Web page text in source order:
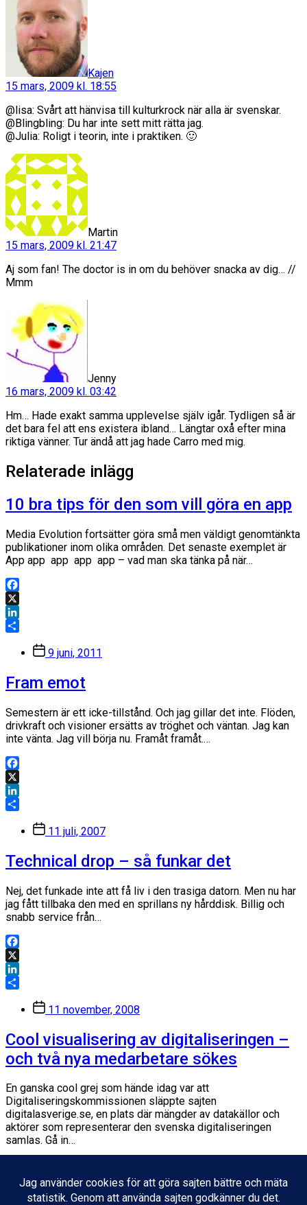
Kajen
15 mars, 2009 kl. 18:55
@lisa: Svårt att hänvisa till kulturkrock när alla är svenskar.
@Blingbling: Du har inte sett mitt rätta jag.
@Julia: Roligt i teorin, inte i praktiken. 🙂
Martin
15 mars, 2009 kl. 21:47
Aj som fan! The doctor is in om du behöver snacka av dig… //
Mmm
Jenny
16 mars, 2009 kl. 03:42
Hm… Hade exakt samma upplevelse själv igår. Tydligen så är
det bara fel att ens existera ibland… Längtar oxå efter mina
riktiga vänner. Tur ändå att jag hade Carro med mig.
Relaterade inlägg
10 bra tips för den som vill göra en app
Media Evolution fortsätter göra små men väldigt genomtänkta
publikationer inom olika områden. Det senaste exemplet är
App app app app app – vad man ska tänka på när…
Facebook
X
LinkedIn
Inläggsdatum
9 juni, 2011
Fram emot
Semestern är ett icke-tillstånd. Och jag gillar det inte. Flöden,
drivkraft och visioner ersätts av tröghet och väntan. Jag kan
inte vänta. Jag vill börja nu. Framåt framåt.…
Facebook
X
LinkedIn
Inläggsdatum
11 juli, 2007
Technical drop – så funkar det
Nej, det funkade inte att få liv i den trasiga datorn. Men nu har
jag fått tillbaka den med en sprillans ny hårddisk. Billig och
snabb service från…
Facebook
X
LinkedIn
Inläggsdatum
11 november, 2008
Cool visualisering av digitaliseringen –
och två nya medarbetare sökes
En ganska cool grej som hände idag var att
Digitaliseringskommissionen släppte sajten
digitalasverige.se, en plats där mängder av datakällor och
aktörer som representerar den svenska digitaliseringen
samlas. Gå in…
Facebook